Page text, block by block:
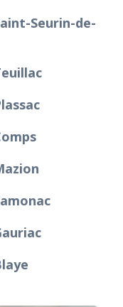
Seurin-de-